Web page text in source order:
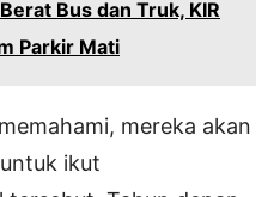
Bus dan Truk, KIR
Parkir Mati
mereka akan
ikut